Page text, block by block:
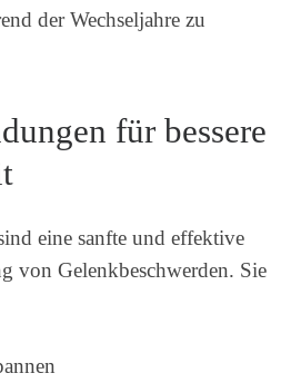
der Wechseljahre zu
für bessere
eine sanfte und effektive
von Gelenkbeschwerden. Sie